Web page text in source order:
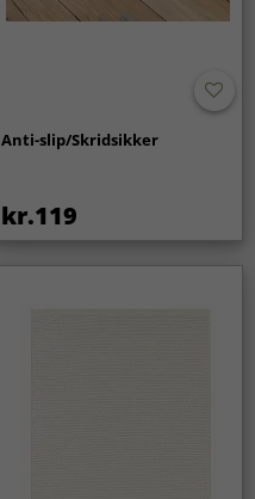
Anti-slip/Skridsikker
kr.119